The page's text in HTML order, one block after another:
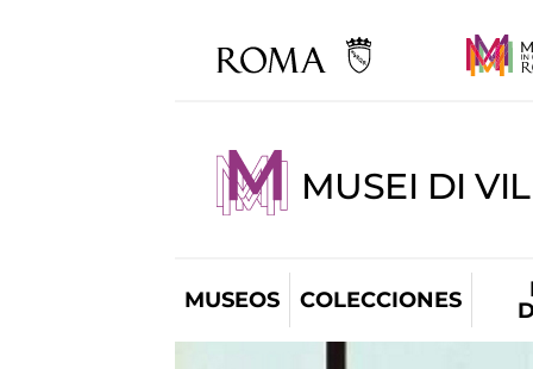
MUSEI DI
MUSEOS COLECCIONES